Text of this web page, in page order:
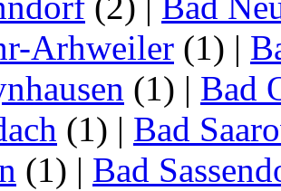
Arhweiler (1) |
(1) | Bad
(1) | Bad
(1) | Bad